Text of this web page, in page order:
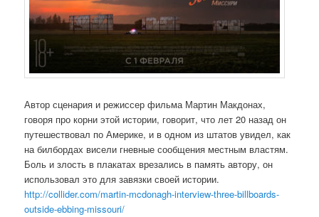
Автор сценария и режиссер фильма Мартин Макдонах,
говоря про корни этой истории, говорит, что лет 20 назад он
путешествовал по Америке, и в одном из штатов увидел, как
на билбордах висели гневные сообщения местным властям.
Боль и злость в плакатах врезались в память автору, он
использовал это для завязки своей истории.
http://collider.com/martin-mcdonagh-interview-three-billboards-
outside-ebbing-missouri/